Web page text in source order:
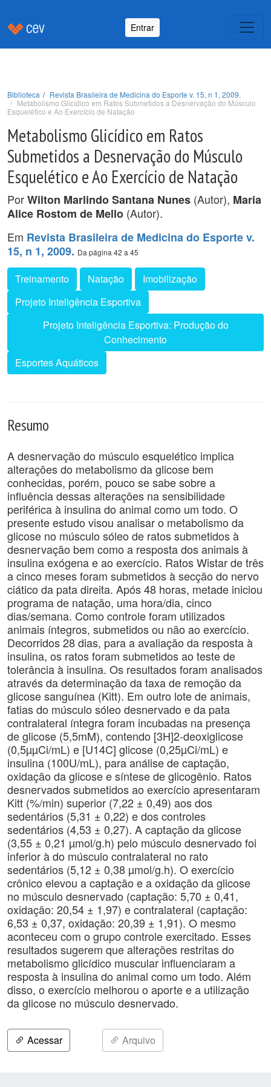
Entrar
Biblioteca
Revista Brasileira de Medicina do Esporte v. 15, n 1, 2009.
Metabolismo Glicídico em Ratos Submetidos a Desnervação do Músculo
Esquelético e Ao Exercício de Natação
Metabolismo Glicídico em Ratos
Submetidos a Desnervação do Músculo
Esquelético e Ao Exercício de Natação
PorWilton Marlindo Santana Nunes (Autor), Maria
Alice Rostom de Mello (Autor).
Em Revista Brasileira de Medicina do Esporte v.
15, n 1, 2009. Da página 42 a 45
Treinamento Natação
Imobilização
Projeto Inteligência Esportiva
Projeto Inteligência Esportiva: Produção do
Conhecimento
Esportes Aquáticos
Resumo
A desnervação do músculo esquelético implica
alterações do metabolismo da glicose bem
conhecidas, porém, pouco se sabe sobre a
influência dessas alterações na sensibilidade
periférica à insulina do animal como um todo. O
presente estudo visou analisar o metabolismo da
glicose no músculo sóleo de ratos submetidos à
desnervação bem como a resposta dos animais à
insulina exógena e ao exercício. Ratos Wistar de três
a cinco meses foram submetidos à secção do nervo
ciático da pata direita. Após 48 horas, metade iniciou
programa de natação, uma hora/dia, cinco
dias/semana. Como controle foram utilizados
animais íntegros, submetidos ou não ao exercício.
Decorridos 28 dias, para a avaliação da resposta à
insulina, os ratos foram submetidos ao teste de
tolerância à insulina. Os resultados foram analisados
através da determinação da taxa de remoção da
glicose sanguínea (Kitt). Em outro lote de animais,
fatias do músculo sóleo desnervado e da pata
contralateral íntegra foram incubadas na presença
de glicose (5,5mM), contendo [3H]2-deoxiglicose
(0,5µµCi/mL) e [U14C] glicose (0,25µCi/mL) e
insulina (100U/mL), para análise de captação,
oxidação da glicose e síntese de glicogênio. Ratos
desnervados submetidos ao exercício apresentaram
Kitt (%/min) superior (7,22 ± 0,49) aos dos
sedentários (5,31 ± 0,22) e dos controles
sedentários (4,53 ± 0,27). A captação da glicose
(3,55 ± 0,21 µmol/g.h) pelo músculo desnervado foi
inferior à do músculo contralateral no rato
sedentários (5,12 ± 0,38 µmol/g.h). O exercício
crônico elevou a captação e a oxidação da glicose
no músculo desnervado (captação: 5,70 ± 0,41,
oxidação: 20,54 ± 1,97) e contralateral (captação:
6,53 ± 0,37, oxidação: 20,39 ± 1,91). O mesmo
aconteceu com o grupo controle exercitado. Esses
resultados sugerem que alterações restritas do
metabolismo glicídico muscular influenciaram a
resposta à insulina do animal como um todo. Além
disso, o exercício melhorou o aporte e a utilização
da glicose no músculo desnervado.
Acessar Arquivo